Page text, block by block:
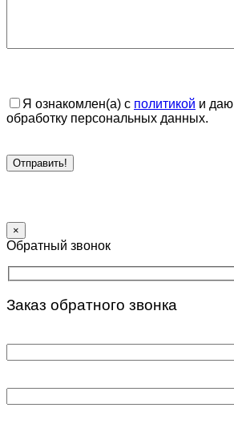
Я ознакомлен(а) с политикой и даю
обработку персональных данных.
×
Обратный звонок
Заказ обратного звонка